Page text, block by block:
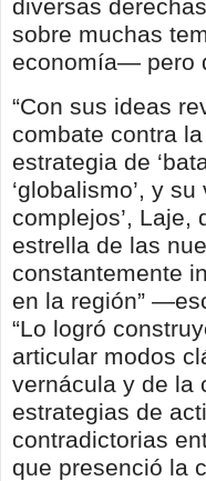
diversas
sobre muchas
economía— pero
“Con sus ideas
combate contra
estrategia de
‘globalismo’, y
complejos’,
estrella de las
constantemente
en la región”
“Lo logró
articular modos
vernácula y de la
estrategias de
contradictorias
que presenció la